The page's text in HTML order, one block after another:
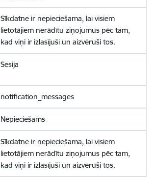
Sīkdatne ir nepieciešama, lai visiem
lietotājiem nerādītu ziņojumus pēc tam,
kad viņi ir izlasījuši un aizvēruši tos.
Sesija
notification_messages
Nepieciešams
Sīkdatne ir nepieciešama, lai visiem
lietotājiem nerādītu ziņojumus pēc tam,
kad viņi ir izlasījuši un aizvēruši tos.